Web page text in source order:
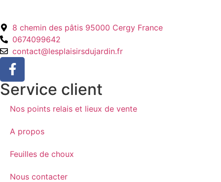
8 chemin des pâtis 95000 Cergy France
0674099642
contact@lesplaisirsdujardin.fr
Service client
Nos points relais et lieux de vente
A propos
Feuilles de choux
Nous contacter